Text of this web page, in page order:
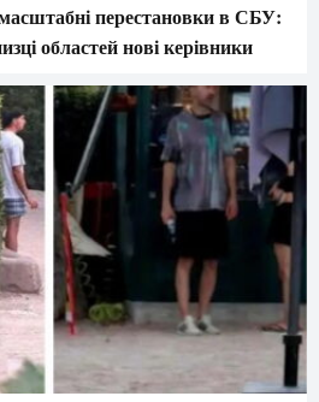
перестановки в СБУ:
областей нові керівники